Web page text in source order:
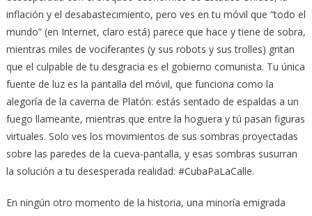
inflación y el desabastecimiento, pero ves en tu móvil que “todo el
mundo” (en Internet, claro está) parece que hace y tiene de sobra,
mientras miles de vociferantes (y sus robots y sus trolles) gritan
que el culpable de tu desgracia es el gobierno comunista. Tu única
fuente de luz es la pantalla del móvil, que funciona como la
alegoría de la caverna de Platón: estás sentado de espaldas a un
fuego llameante, mientras que entre la hoguera y tú pasan figuras
virtuales. Solo ves los movimientos de sus sombras proyectadas
sobre las paredes de la cueva-pantalla, y esas sombras susurran
la solución a tu desesperada realidad: #CubaPaLaCalle.
En ningún otro momento de la historia, una minoría emigrada